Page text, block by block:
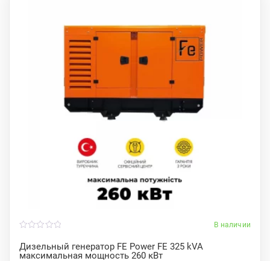
В наличии
Дизельный генератор FE Power FE 325 kVA
максимальная мощность 260 кВт
o
u
t